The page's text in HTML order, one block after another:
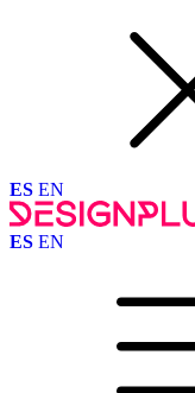
ES EN
ES EN